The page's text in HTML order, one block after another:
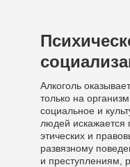
Алкоголь
только на
социальное и
людей искажается
этических и
развязному
и преступлениям,